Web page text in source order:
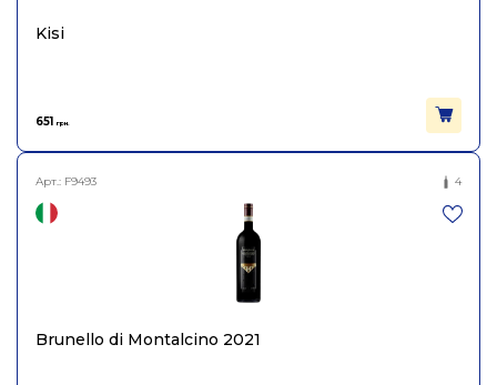
Kisi
651 грн.
Арт.: F9493 4
Brunello di Montalcino 2021